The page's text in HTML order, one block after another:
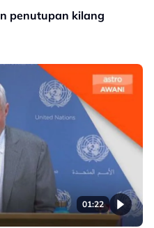
penutupan kilang
01:22